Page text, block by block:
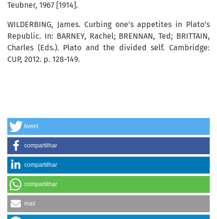
tweet
compartilhar
compartilhar
compartilhar
mail
Teubner, 1967 [1914].
WILDERBING, James. Curbing one’s appetites in Plato’s
Republic. In: BARNEY, Rachel; BRENNAN, Ted; BRITTAIN,
Charles (Eds.). Plato and the divided self. Cambridge:
CUP, 2012. p. 128-149.